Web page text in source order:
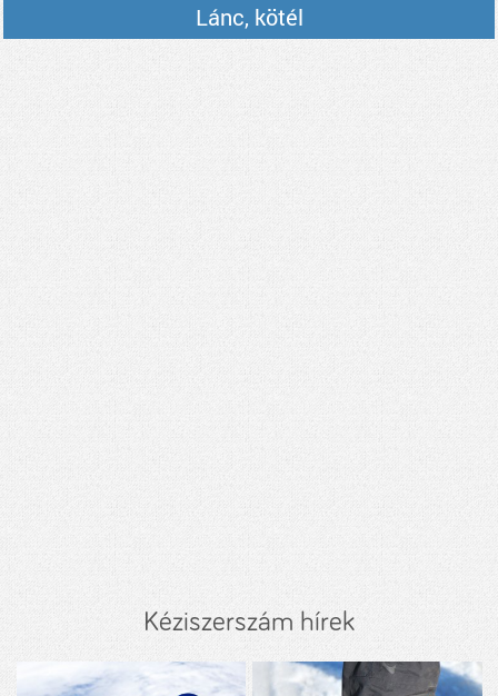
Lánc, kötél
Kéziszerszám hírek